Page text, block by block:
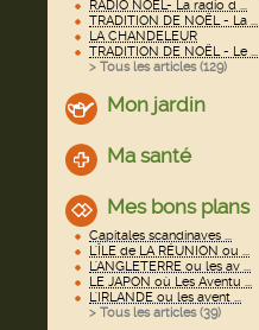
RADIO NOËL- La radio d ...
TRADITION DE NOËL - La ...
LA CHANDELEUR
TRADITION DE NOËL - Le ...
> Tous les articles (129)
Mon jardin
Ma santé
Mes bons plans
Capitales scandinaves ...
L'ÎLE de LA RÉUNION ou ...
L'ANGLETERRE ou les av ...
LE JAPON où Les Aventu ...
L'IRLANDE ou les avent ...
> Tous les articles (39)